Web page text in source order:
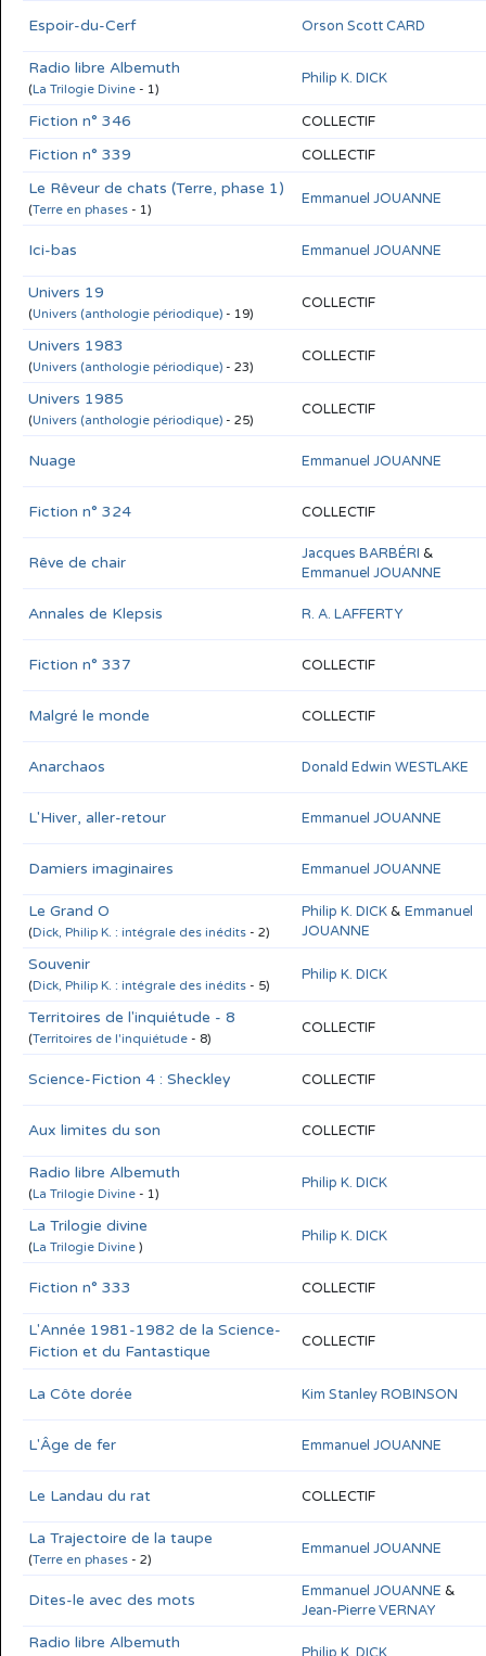
Espoir-du-Cerf Orson Scott CARD
Radio libre Albemuth
(La Trilogie Divine - 1)
Philip K. DICK
Fiction n° 346 COLLECTIF
Fiction n° 339 COLLECTIF
Le Rêveur de chats (Terre, phase 1)
(Terre en phases - 1)
Emmanuel JOUANNE
Ici-bas Emmanuel JOUANNE
Univers 19
(Univers (anthologie périodique) - 19)
COLLECTIF
Univers 1983
(Univers (anthologie périodique) - 23)
COLLECTIF
Univers 1985
(Univers (anthologie périodique) - 25)
COLLECTIF
Nuage Emmanuel JOUANNE
Fiction n° 324 COLLECTIF
Rêve de chair Jacques BARBÉRI &
Emmanuel JOUANNE
Annales de Klepsis R. A. LAFFERTY
Fiction n° 337 COLLECTIF
Malgré le monde COLLECTIF
Anarchaos Donald Edwin WESTLAKE
L'Hiver, aller-retour Emmanuel JOUANNE
Damiers imaginaires Emmanuel JOUANNE
Le Grand O
(Dick, Philip K. : intégrale des inédits - 2)
Philip K. DICK& Emmanuel
JOUANNE
Souvenir
(Dick, Philip K. : intégrale des inédits - 5)
Philip K. DICK
Territoires de l'inquiétude - 8
(Territoires de l'inquiétude - 8)
COLLECTIF
Science-Fiction 4 : Sheckley COLLECTIF
Aux limites du son COLLECTIF
Radio libre Albemuth
(La Trilogie Divine - 1)
Philip K. DICK
La Trilogie divine
(La Trilogie Divine )
Philip K. DICK
Fiction n° 333 COLLECTIF
L'Année 1981-1982 de la Science-
Fiction et du Fantastique
COLLECTIF
La Côte dorée Kim Stanley ROBINSON
L'Âge de fer Emmanuel JOUANNE
Le Landau du rat COLLECTIF
La Trajectoire de la taupe
(Terre en phases - 2)
Emmanuel JOUANNE
Dites-le avec des mots Emmanuel JOUANNE &
Jean-Pierre VERNAY
Radio libre Albemuth